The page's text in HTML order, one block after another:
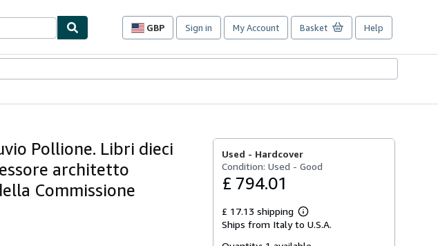
GBP
Site
preferences
Sign in My Account Basket Help
Pollione. Libri dieci
architetto
Commissione
Used - Hardcover
Condition: Used - Good
£ 794.01
£ 17.13 shipping
Learn
more
Ships from Italy to U.S.A.